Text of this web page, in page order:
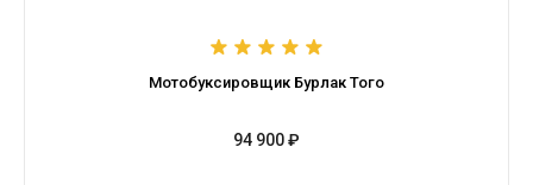
Мотобуксировщик Бурлак Того
94 900 ₽